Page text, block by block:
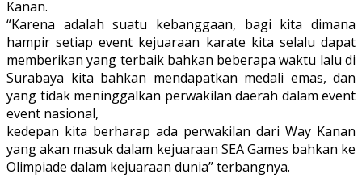
Kanan.
“Karena adalah suatu kebanggaan, bagi kita dimana
hampir setiap event kejuaraan karate kita selalu dapat
memberikan yang terbaik bahkan beberapa waktu lalu di
Surabaya kita bahkan mendapatkan medali emas, dan
yang tidak meninggalkan perwakilan daerah dalam event
event nasional,
kedepan kita berharap ada perwakilan dari Way Kanan
yang akan masuk dalam kejuaraan SEA Games bahkan ke
Olimpiade dalam kejuaraan dunia” terbangnya.